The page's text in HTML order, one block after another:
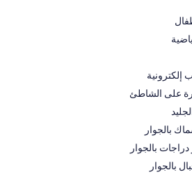
إلكترونية
على الشاطئ
بالجوار
بالجوار
بالجوار